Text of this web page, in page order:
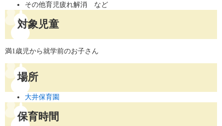
その他育児疲れ解消 など
対象児童
満1歳児から就学前のお子さん
場所
大井保育園
保育時間